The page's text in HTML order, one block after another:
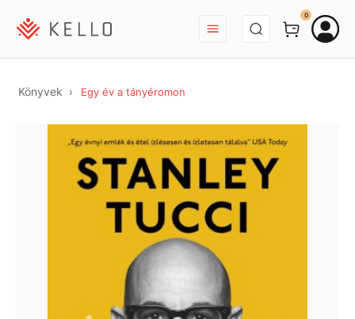
BEJELENTKEZÉS
0
Könyvek Egy év a tányéromon